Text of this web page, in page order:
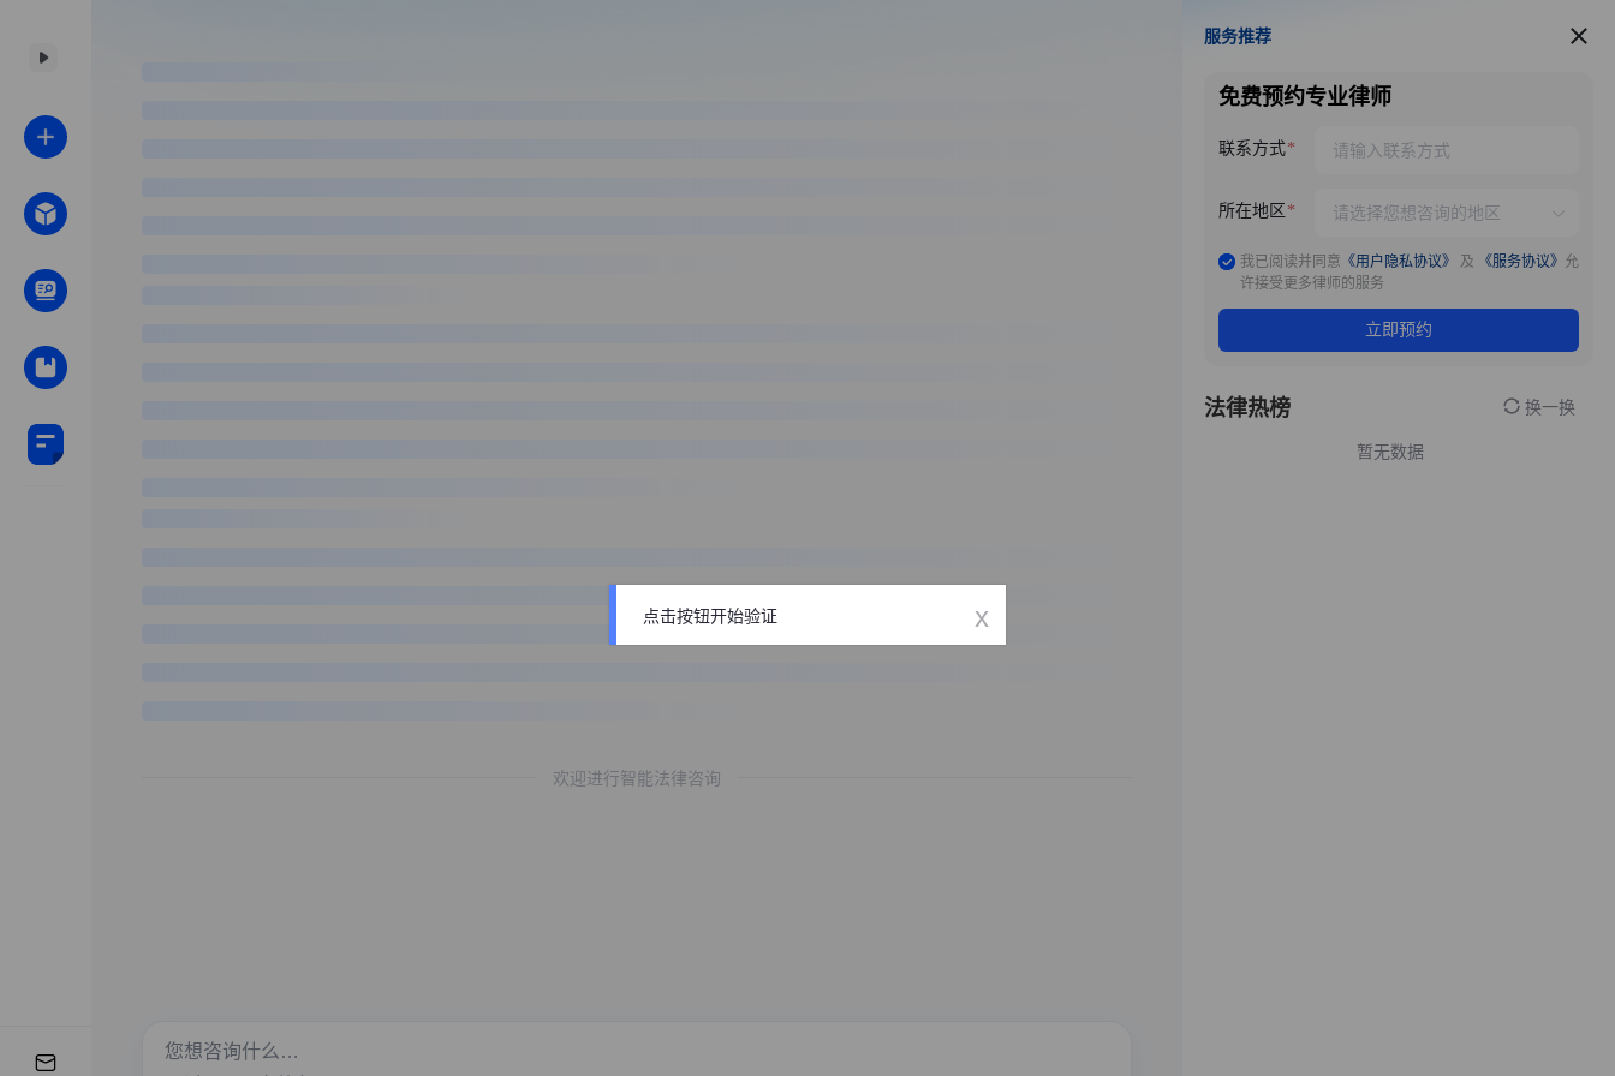
欢迎进行智能法律咨询
服务推荐
服务推荐
免费预约专业律师
联系方式
所在地区
我已阅读并同意 《用户隐私协议》 及 《服务协议》 允
许接受更多律师的服务
立即预约
法律热榜 换一换
暂无数据
点击按钮开始验证 x